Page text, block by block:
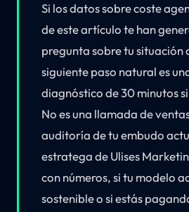
Si los datos sobre coste
de este artículo te han
pregunta sobre tu situación
siguiente paso natural es
diagnóstico de 30 minutos
No es una llamada de
auditoría de tu embudo
estratega de Ulises
con números, si tu modelo
sostenible o si estás